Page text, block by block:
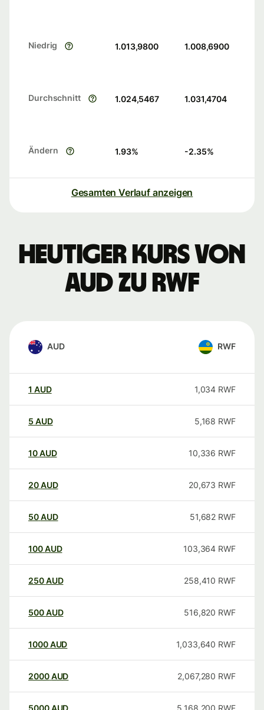
Niedrig 1.013,9800 1.008,6900
Durchschnitt 1.024,5467 1.031,4704
Ändern 1.93% -2.35%
Gesamten Verlauf anzeigen
Heutiger Kurs von
AUD zu RWF
AUD RWF
1 AUD 1,034 RWF
5 AUD 5,168 RWF
10AUD 10,336 RWF
20AUD 20,673 RWF
50AUD 51,682 RWF
100AUD 103,364 RWF
250AUD 258,410 RWF
500AUD 516,820 RWF
1000AUD 1,033,640 RWF
2000AUD 2,067,280 RWF